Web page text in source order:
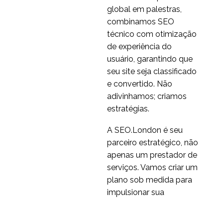
internacionalmente
UX Pesquisa na Sérvia
1
internacional usando
Zoom e um tradutor
1
Experiência de projeto -
Teste de usabilidade na
1
1
global em palestras,
combinamos SEO
técnico com otimização
de experiência do
usuário, garantindo que
seu site seja classificado
e convertido. Não
adivinhamos; criamos
estratégias.
A SEO.London é seu
parceiro estratégico, não
apenas um prestador de
serviços. Vamos criar um
plano sob medida para
impulsionar sua